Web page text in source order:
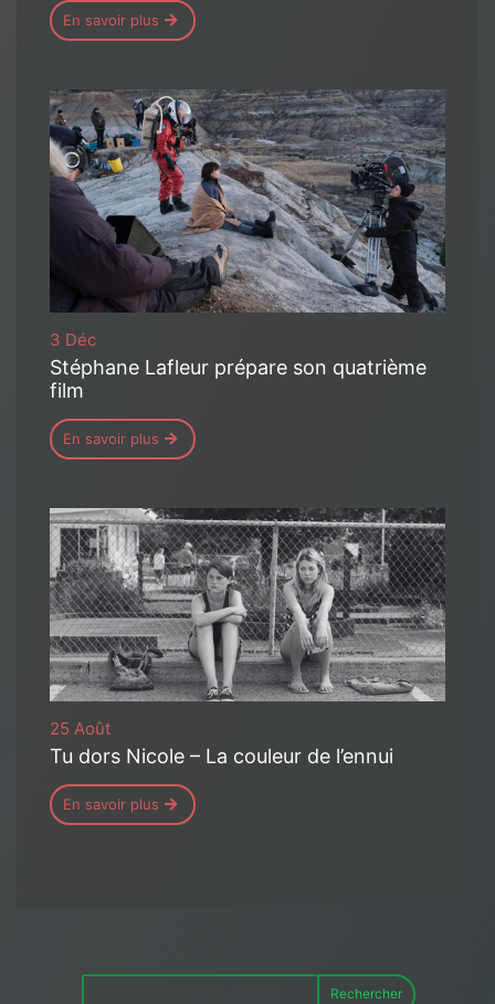
En savoir plus
3 Déc
Stéphane Lafleur prépare son quatrième
film
En savoir plus
25 Août
Tu dors Nicole – La couleur de l’ennui
En savoir plus
Rechercher